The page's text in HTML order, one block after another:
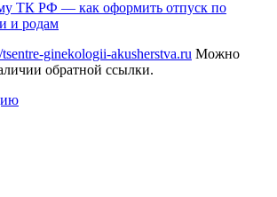
ТК РФ — как оформить отпуск по
и родам
ginekologii-akusherstva.ru Можно
обратной ссылки.